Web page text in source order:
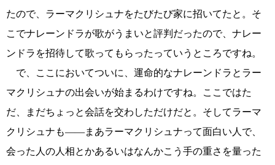
たので、ラーマクリシュナをたびたび家に招いてたと。そ
こでナレーンドラが歌がうまいと評判だったので、ナレー
ンドラを招待して歌ってもらったっていうところですね。
で、ここにおいてついに、運命的なナレーンドラとラー
マクリシュナの出会いが始まるわけですね。ここではた
だ、まだちょっと会話を交わしただけだと。そしてラーマ
クリシュナも――まあラーマクリシュナって面白い人で、
会った人の人相とかあるいはなんかこう手の重さを量った